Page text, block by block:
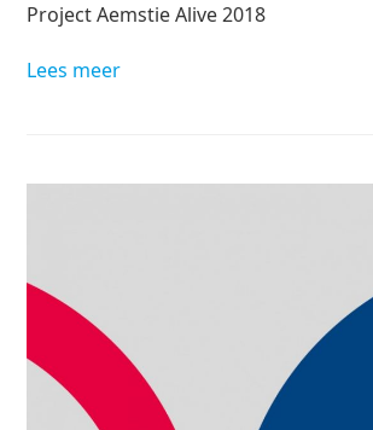
Project Aemstie Alive 2018
Lees meer